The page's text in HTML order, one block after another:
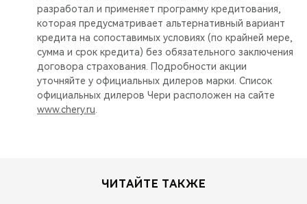
разработал и применяет программу кредитования,
которая предусматривает альтернативный вариант
кредита на сопоставимых условиях (по крайней мере,
сумма и срок кредита) без обязательного заключения
договора страхования. Подробности акции
уточняйте у официальных дилеров марки. Список
официальных дилеров Чери расположен на сайте
www.chery.ru
ЧИТАЙТЕ ТАКЖЕ